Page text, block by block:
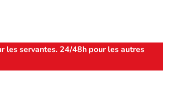
les servantes. 24/48h pour les autres